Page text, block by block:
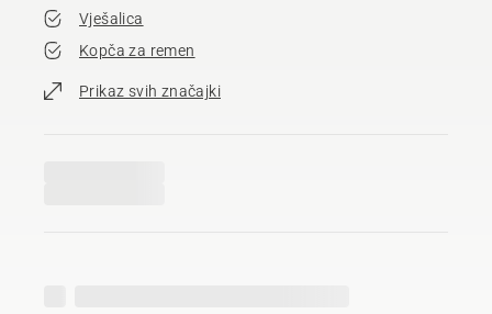
Vješalica
Kopča za remen
Prikaz svih značajki